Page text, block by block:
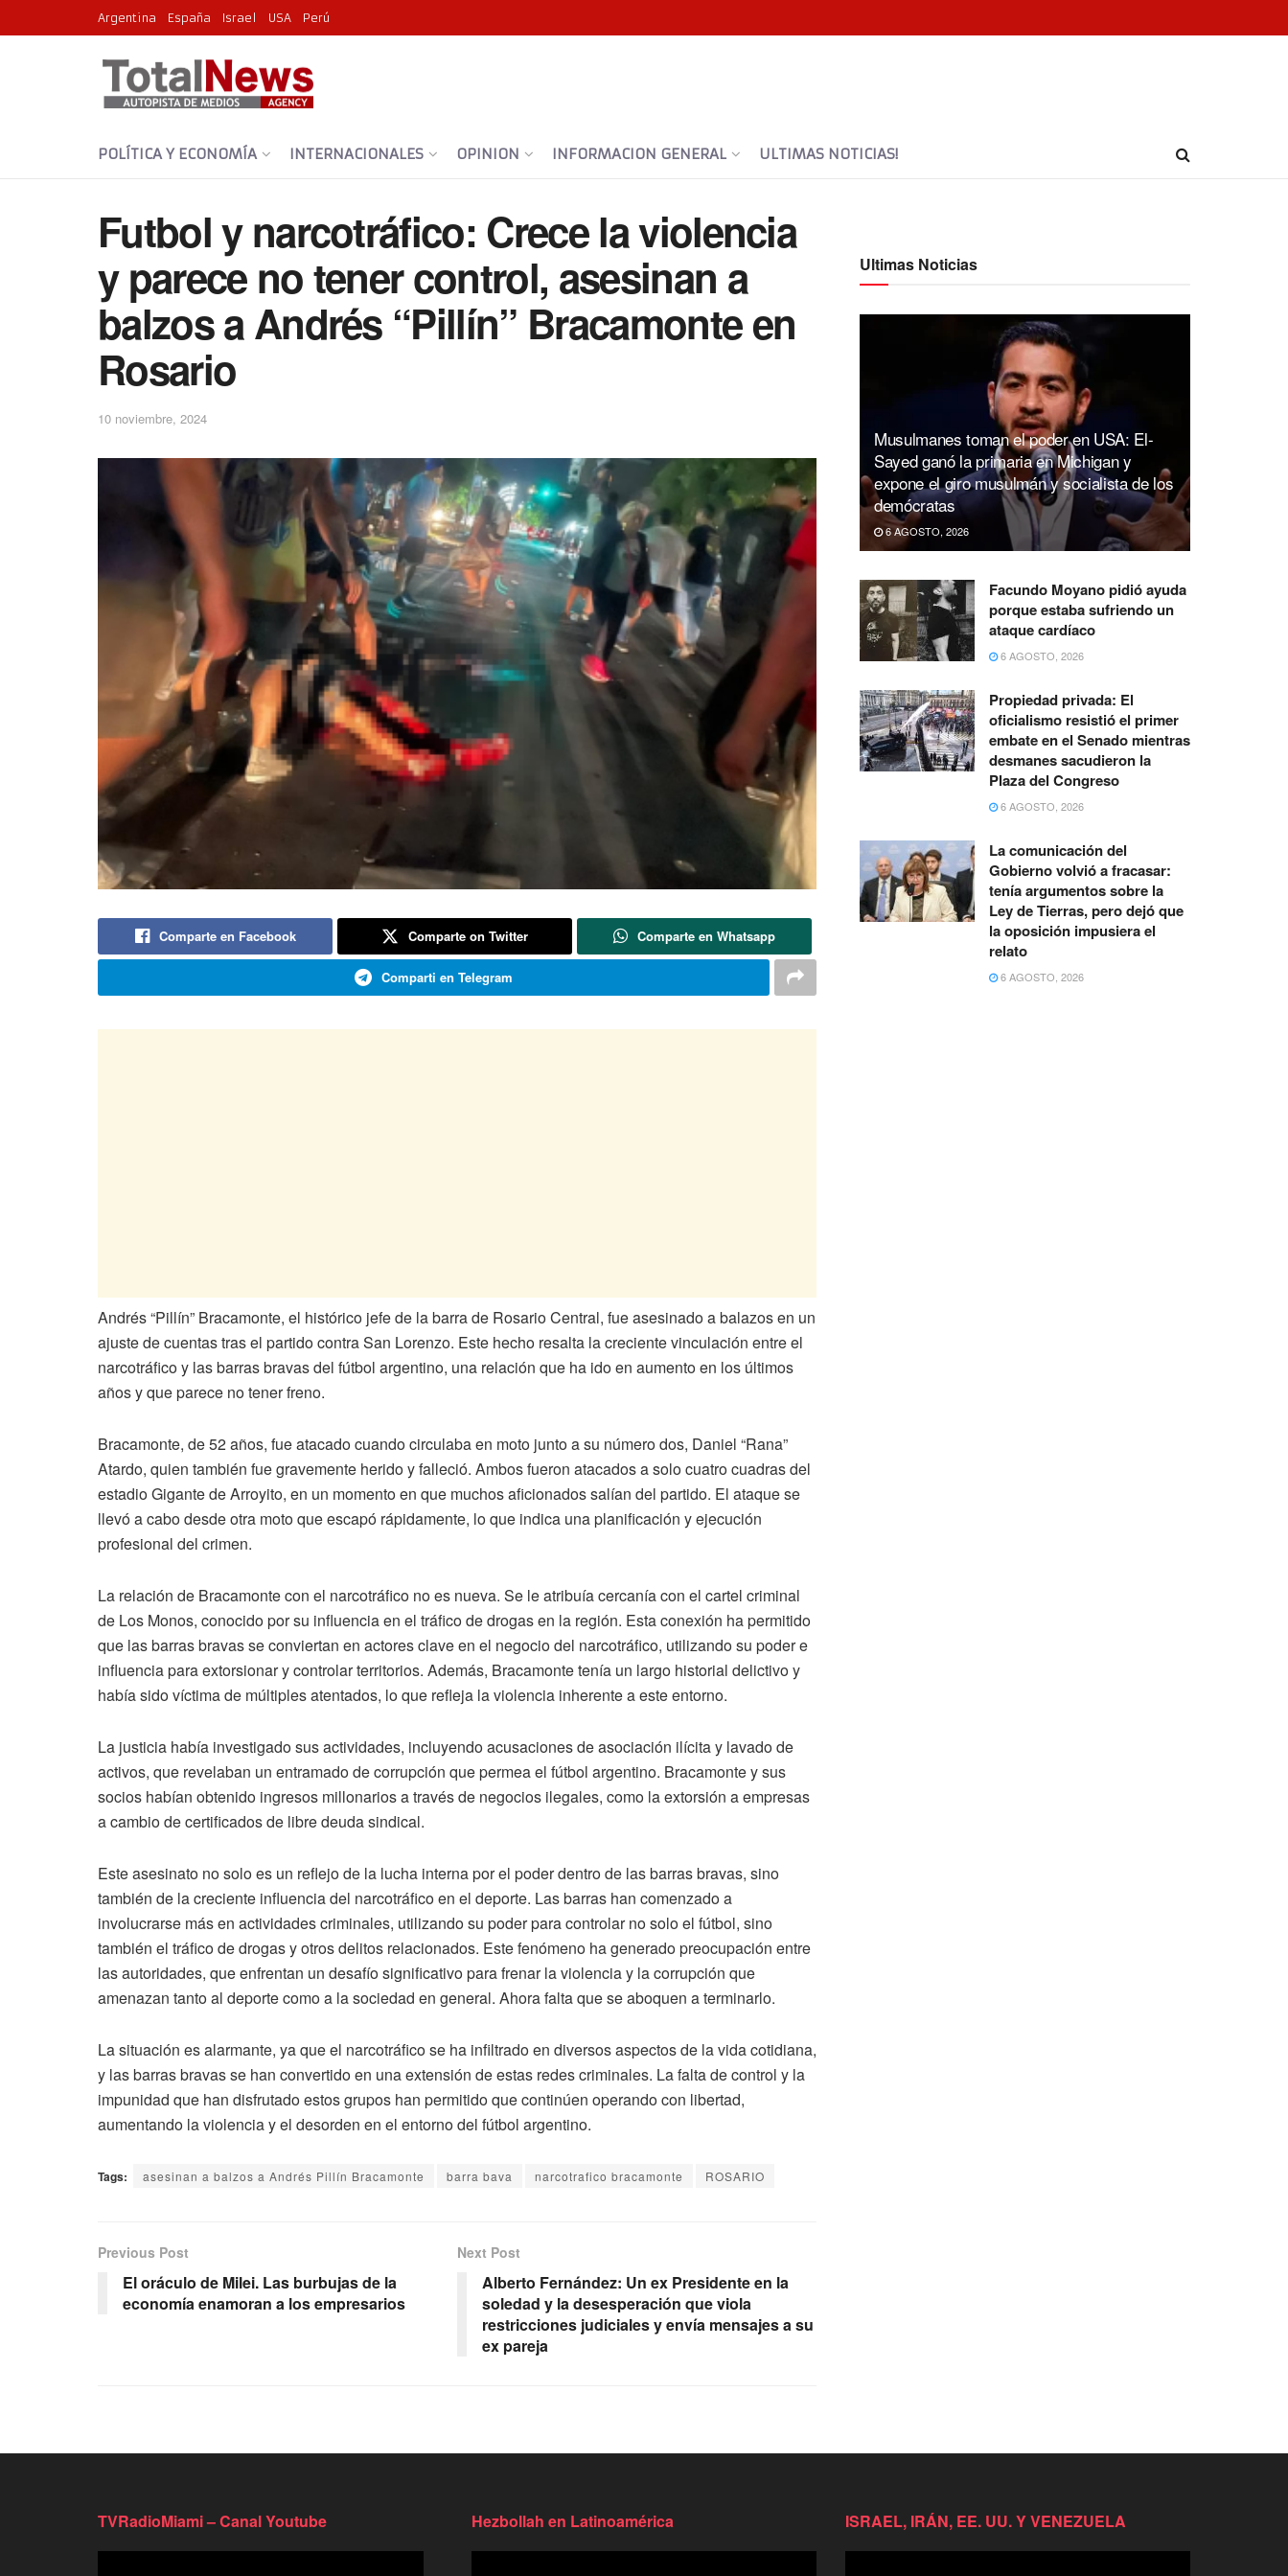
Argentina España Israel USA Perú
POLÍTICA Y ECONOMÍA INTERNACIONALES OPINION INFORMACION GENERAL ULTIMAS NOTICIAS!
Futbol y narcotráfico: Crece la violencia
y parece no tener control, asesinan a
balzos a Andrés “Pillín” Bracamonte en
Rosario
10 noviembre, 2024
Comparte en Facebook Comparte on Twitter Comparte en Whatsapp
Comparti en Telegram
Andrés “Pillín” Bracamonte, el histórico jefe de la barra de Rosario Central, fue asesinado a balazos en un
ajuste de cuentas tras el partido contra San Lorenzo. Este hecho resalta la creciente vinculación entre el
narcotráfico y las barras bravas del fútbol argentino, una relación que ha ido en aumento en los últimos
años y que parece no tener freno.
Bracamonte, de 52 años, fue atacado cuando circulaba en moto junto a su número dos, Daniel “Rana”
Atardo, quien también fue gravemente herido y falleció. Ambos fueron atacados a solo cuatro cuadras del
estadio Gigante de Arroyito, en un momento en que muchos aficionados salían del partido. El ataque se
llevó a cabo desde otra moto que escapó rápidamente, lo que indica una planificación y ejecución
profesional del crimen.
La relación de Bracamonte con el narcotráfico no es nueva. Se le atribuía cercanía con el cartel criminal
de Los Monos, conocido por su influencia en el tráfico de drogas en la región. Esta conexión ha permitido
que las barras bravas se conviertan en actores clave en el negocio del narcotráfico, utilizando su poder e
influencia para extorsionar y controlar territorios. Además, Bracamonte tenía un largo historial delictivo y
había sido víctima de múltiples atentados, lo que refleja la violencia inherente a este entorno.
La justicia había investigado sus actividades, incluyendo acusaciones de asociación ilícita y lavado de
activos, que revelaban un entramado de corrupción que permea el fútbol argentino. Bracamonte y sus
socios habían obtenido ingresos millonarios a través de negocios ilegales, como la extorsión a empresas
a cambio de certificados de libre deuda sindical.
Este asesinato no solo es un reflejo de la lucha interna por el poder dentro de las barras bravas, sino
también de la creciente influencia del narcotráfico en el deporte. Las barras han comenzado a
involucrarse más en actividades criminales, utilizando su poder para controlar no solo el fútbol, sino
también el tráfico de drogas y otros delitos relacionados. Este fenómeno ha generado preocupación entre
las autoridades, que enfrentan un desafío significativo para frenar la violencia y la corrupción que
amenazan tanto al deporte como a la sociedad en general. Ahora falta que se aboquen a terminarlo.
La situación es alarmante, ya que el narcotráfico se ha infiltrado en diversos aspectos de la vida cotidiana,
y las barras bravas se han convertido en una extensión de estas redes criminales. La falta de control y la
impunidad que han disfrutado estos grupos han permitido que continúen operando con libertad,
aumentando la violencia y el desorden en el entorno del fútbol argentino.
Tags: asesinan a balzos a Andrés Pillín Bracamonte barra bava narcotrafico bracamonte ROSARIO
Previous Post
El oráculo de Milei. Las burbujas de la
economía enamoran a los empresarios
Next Post
Alberto Fernández: Un ex Presidente en la
soledad y la desesperación que viola
restricciones judiciales y envía mensajes a su
ex pareja
Ultimas Noticias
Musulmanes toman el poder en USA: El-
Sayed ganó la primaria en Michigan y
expone el giro musulmán y socialista de los
demócratas
6 AGOSTO, 2026
Facundo Moyano pidió ayuda
porque estaba sufriendo un
ataque cardíaco
6 AGOSTO, 2026
Propiedad privada: El
oficialismo resistió el primer
embate en el Senado mientras
desmanes sacudieron la
Plaza del Congreso
6 AGOSTO, 2026
La comunicación del
Gobierno volvió a fracasar:
tenía argumentos sobre la
Ley de Tierras, pero dejó que
la oposición impusiera el
relato
6 AGOSTO, 2026
TVRadioMiami – Canal Youtube Hezbollah en Latinoamérica ISRAEL, IRÁN, EE. UU. Y VENEZUELA